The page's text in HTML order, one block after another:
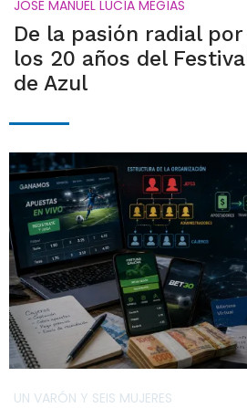
JOSÉ MANUEL LUCÍA MEGÍAS
De la pasión radial
los 20 años del
de Azul
UN VARÓN Y SEIS MUJERES